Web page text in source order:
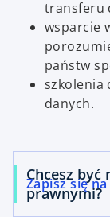
transferu
wsparcie
państw
szkolenia
danych.
Chcesz być
prawnymi?
Zapisz się